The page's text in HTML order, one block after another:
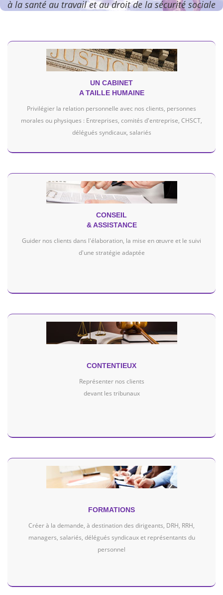
à la santé au travail et au droit de la sécurité sociale
UN CABINET
A TAILLE HUMAINE
Privilégier la relation personnelle avec nos clients, personnes
morales ou physiques : Entreprises, comités d'entreprise, CHSCT,
délégués syndicaux, salariés
CONSEIL
& ASSISTANCE
Guider nos clients dans l'élaboration, la mise en œuvre et le suivi
d'une stratégie adaptée
CONTENTIEUX
Représenter nos clients
devant les tribunaux
FORMATIONS
Créer à la demande, à destination des dirigeants, DRH, RRH,
managers, salariés, délégués syndicaux et représentants du
personnel